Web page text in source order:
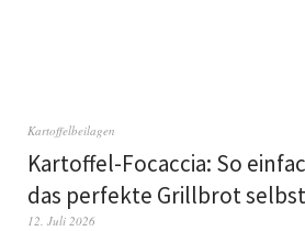
Kartoffelbeilagen
Kartoffel-Focaccia: So
das perfekte Grillbrot selbst
12. Juli 2026